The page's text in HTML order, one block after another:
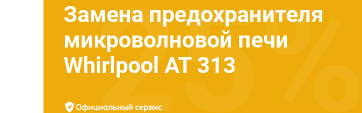
Замена предохранителя
микроволновой печи
Whirlpool AT 313
Официальный сервис